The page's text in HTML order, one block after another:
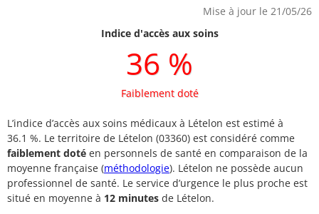
Mise à jour le 21/05/26
Indice d'accès aux soins
36 %
Faiblement doté
L’indice d’accès aux soins médicaux à Lételon est estimé à
36.1 %. Le territoire de Lételon (03360) est considéré comme
faiblement doté en personnels de santé en comparaison de la
moyenne française (méthodologie). Lételon ne possède aucun
professionnel de santé. Le service d’urgence le plus proche est
situé en moyenne à 12 minutes de Lételon.